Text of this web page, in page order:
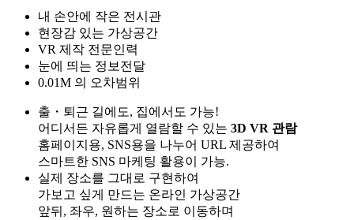
내 손안에 작은 전시관
현장감 있는 가상공간
VR 제작 전문인력
눈에 띄는 정보전달
0.01M 의 오차범위
출・퇴근 길에도, 집에서도 가능!
어디서든 자유롭게 열람할 수 있는 3D VR 관람
홈페이지용, SNS용을 나누어 URL 제공하여
스마트한 SNS 마케팅 활용이 가능.
실제 장소를 그대로 구현하여
가보고 싶게 만드는 온라인 가상공간
앞뒤, 좌우, 원하는 장소로 이동하며